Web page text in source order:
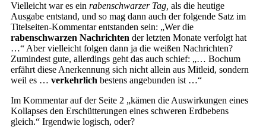
Vielleicht war es ein rabenschwarzer Tag, als die heutige
Ausgabe entstand, und so mag dann auch der folgende Satz im
Titelseiten-Kommentar entstanden sein: „Wer die
rabenschwarzen Nachrichten der letzten Monate verfolgt hat
…“ Aber vielleicht folgen dann ja die weißen Nachrichten?
Zumindest gute, allerdings geht das auch schief: „… Bochum
erfährt diese Anerkennung sich nicht allein aus Mitleid, sondern
weil es … verkehrlich bestens angebunden ist …“
Im Kommentar auf der Seite 2 „kämen die Auswirkungen eines
Kollapses den Erschütterungen eines schweren Erdbebens
gleich.“ Irgendwie logisch, oder?